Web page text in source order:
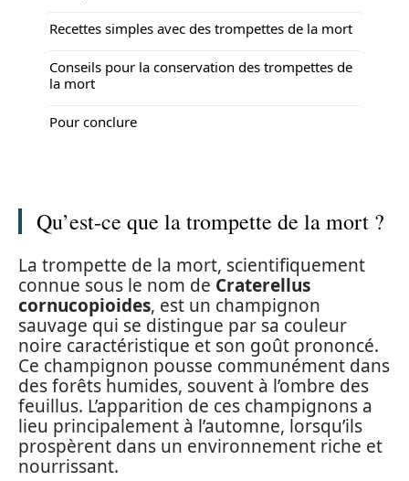
Recettes simples avec des trompettes de la mort
Conseils pour la conservation des trompettes de
la mort
Pour conclure
Qu’est-ce que la trompette de la mort ?
La trompette de la mort, scientifiquement
connue sous le nom de Craterellus
cornucopioides, est un champignon
sauvage qui se distingue par sa couleur
noire caractéristique et son goût prononcé.
Ce champignon pousse communément dans
des forêts humides, souvent à l’ombre des
feuillus. L’apparition de ces champignons a
lieu principalement à l’automne, lorsqu’ils
prospèrent dans un environnement riche et
nourrissant.